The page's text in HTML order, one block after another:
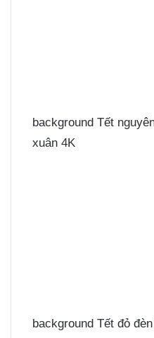
background Tết
xuân 4K
background Tết đỏ